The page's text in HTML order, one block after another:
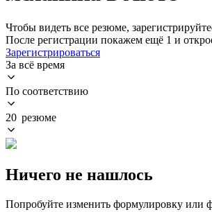
Чтобы видеть все резюме,
После регистрации покажем ещё 1 и
Зарегистрироваться
За всё время
По соответствию
20 резюме
Ничего не нашлось
Попробуйте изменить формулировку или